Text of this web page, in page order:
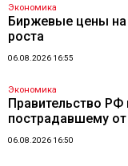
Экономика
Биржевые цены на
роста
06.08.2026 16:55
Экономика
Правительство
пострадавшему
06.08.2026 16:50